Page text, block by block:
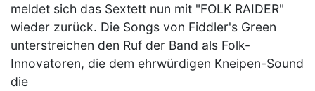
meldet sich das Sextett nun mit "FOLK RAIDER"
wieder zurück. Die Songs von Fiddler's Green
unterstreichen den Ruf der Band als Folk-
Innovatoren, die dem ehrwürdigen Kneipen-Sound
die